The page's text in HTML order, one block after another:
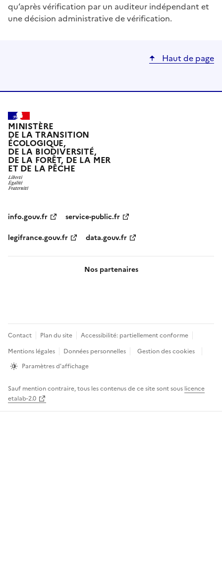
qu’après vérification par un auditeur indépendant et
une décision administrative de vérification.
Haut de page
MINISTÈRE
DE LA TRANSITION
ÉCOLOGIQUE,
DE LA BIODIVERSITÉ,
DE LA FORÊT, DE LA MER
ET DE LA PÊCHE
info.gouv.fr
service-public.fr
legifrance.gouv.fr
data.gouv.fr
Nos partenaires
Pied
de
page
Contact Plan du site
Accessibilité: partiellement conforme
Mentions légales
Données personnelles
Gestion des cookies
Paramètres d'affichage
Sauf mention contraire, tous les contenus de ce site sont sous licence
etalab-2.0